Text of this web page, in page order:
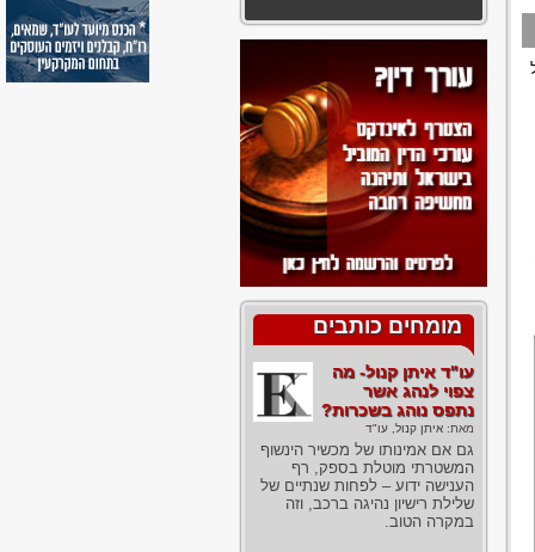
מומחים כותבים
עו"ד איתן קנול- מה
צפוי לנהג אשר
נתפס נוהג בשכרות?
מאת: איתן קנול, עו"ד
גם אם אמינותו של מכשיר הינשוף
המשטרתי מוטלת בספק, רף
הענישה ידוע – לפחות שנתיים של
שלילת רישיון נהיגה ברכב, וזה
במקרה הטוב.